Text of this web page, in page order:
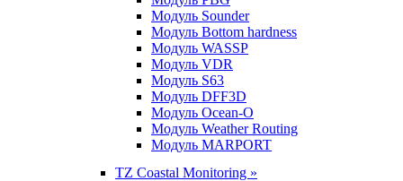
Модуль Sounder
Модуль Bottom hardness
Модуль WASSP
Модуль VDR
Модуль S63
Модуль DFF3D
Модуль Ocean-O
Модуль Weather Routing
Модуль MARPORT
TZ Coastal Monitoring »